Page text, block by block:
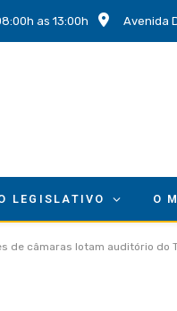
as 13:00h Avenida
LEGISLATIVO O
de câmaras lotam auditório do